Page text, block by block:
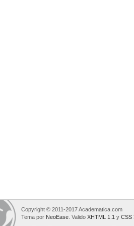
Copyright © 2011-2017 Academatica.com
Tema por NeoEase . Valido XHTML 1.1 y CSS